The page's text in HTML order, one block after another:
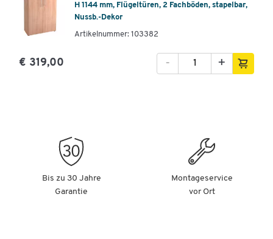
H 1144 mm, Flügeltüren, 2 Fachböden, stapelbar,
Nussb.-Dekor
Artikelnummer: 103382
€ 319,00 +
-
Bis zu 30 Jahre
Garantie
Montageservice
vor Ort